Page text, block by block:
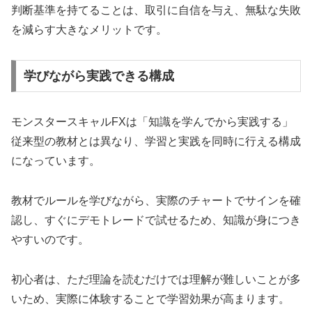
判断基準を持てることは、取引に自信を与え、無駄な失敗
を減らす大きなメリットです。
学びながら実践できる構成
モンスタースキャルFXは「知識を学んでから実践する」
従来型の教材とは異なり、学習と実践を同時に行える構成
になっています。
教材でルールを学びながら、実際のチャートでサインを確
認し、すぐにデモトレードで試せるため、知識が身につき
やすいのです。
初心者は、ただ理論を読むだけでは理解が難しいことが多
いため、実際に体験することで学習効果が高まります。